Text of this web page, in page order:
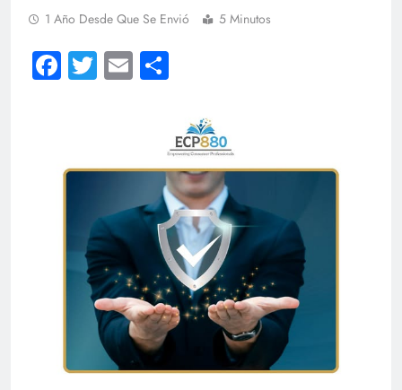
1 Año Desde Que Se Envió 5 Minutos
Facebook
Twitter
Email